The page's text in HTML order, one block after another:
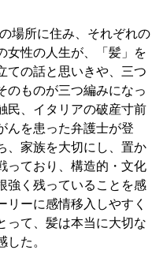
場所に住み、それぞれの
女性の人生が、「髪」を
ての話と思いきや、三つ
のものが三つ編みになっ
民、イタリアの破産寸前
んを患った弁護士が登
、家族を大切にし、置か
っており、構造的・文化
強く残っていることを感
リーに感情移入しやすく
って、髪は本当に大切な
した。